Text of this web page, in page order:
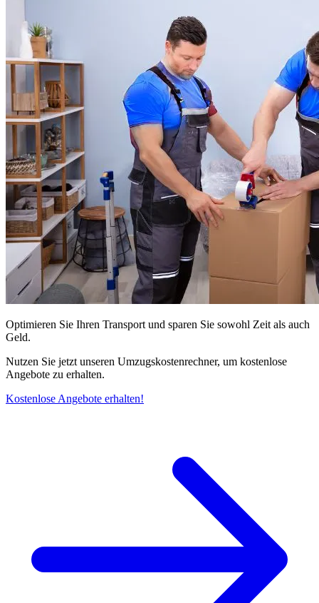
Optimieren Sie Ihren Transport und sparen Sie sowohl Zeit als auch
Geld.
Nutzen Sie jetzt unseren Umzugskostenrechner, um kostenlose
Angebote zu erhalten.
Kostenlose Angebote erhalten!